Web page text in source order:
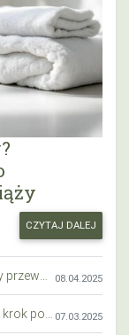
CZYTAJ DALEJ
08.04.2025
07.03.2025